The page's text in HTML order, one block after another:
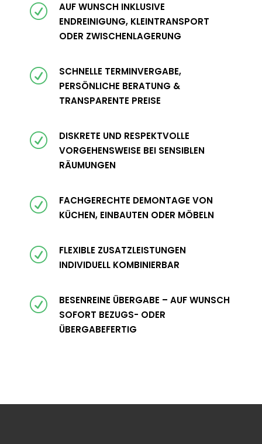
R
AUF WUNSCH INKLUSIVE
ENDREINIGUNG, KLEINTRANSPORT
ODER ZWISCHENLAGERUNG
R
SCHNELLE TERMINVERGABE,
PERSÖNLICHE BERATUNG &
TRANSPARENTE PREISE
R
DISKRETE UND RESPEKTVOLLE
VORGEHENSWEISE BEI SENSIBLEN
RÄUMUNGEN
R
FACHGERECHTE DEMONTAGE VON
KÜCHEN, EINBAUTEN ODER MÖBELN
R
FLEXIBLE ZUSATZLEISTUNGEN
INDIVIDUELL KOMBINIERBAR
R
BESENREINE ÜBERGABE – AUF WUNSCH
SOFORT BEZUGS- ODER
ÜBERGABEFERTIG